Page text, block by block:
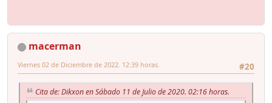
macerman
#20
Viernes 02 de Diciembre de 2022. 12:39 horas.
Cita de: Dikxon en Sábado 11 de Julio de 2020. 02:16 horas.